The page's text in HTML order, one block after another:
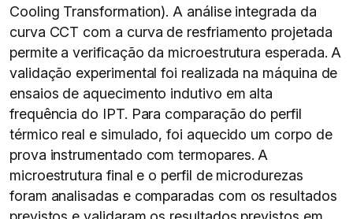
Cooling Transformation). A análise integrada da
curva CCT com a curva de resfriamento projetada
permite a verificação da microestrutura esperada. A
validação experimental foi realizada na máquina de
ensaios de aquecimento indutivo em alta
frequência do IPT. Para comparação do perfil
térmico real e simulado, foi aquecido um corpo de
prova instrumentado com termopares. A
microestrutura final e o perfil de microdurezas
foram analisadas e comparadas com os resultados